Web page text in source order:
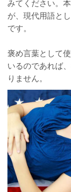
みてください。
が、現代用語と
です。
褒め言葉として
いるのであれば
りません。